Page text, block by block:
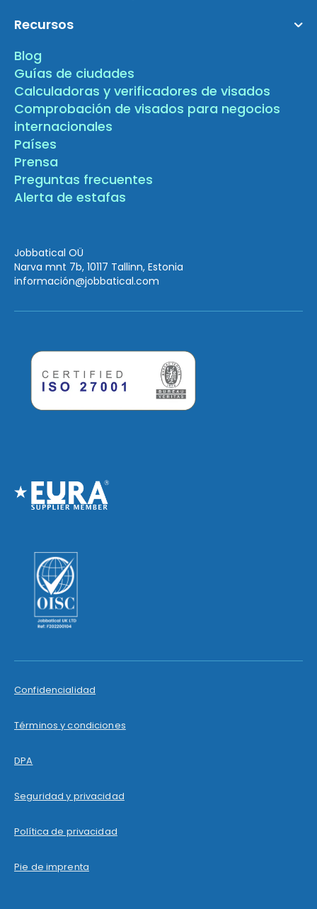
Recursos
Blog
Guías de ciudades
Calculadoras y verificadores de visados
Comprobación de visados para negocios
internacionales
Países
Prensa
Preguntas frecuentes
Alerta de estafas
Jobbatical OÜ
Narva mnt 7b, 10117 Tallinn, Estonia
información@jobbatical.com
Confidencialidad
Términos y condiciones
DPA
Seguridad y privacidad
Política de privacidad
Pie de imprenta